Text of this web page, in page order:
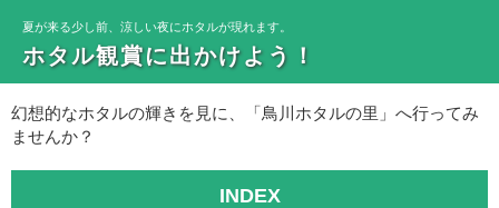
夏が来る少し前、涼しい夜にホタルが現れます。
ホタル観賞に出かけよう！
幻想的なホタルの輝きを見に、「鳥川ホタルの里」へ行ってみ
ませんか？
INDEX